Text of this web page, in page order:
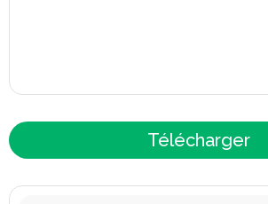
Télécharger